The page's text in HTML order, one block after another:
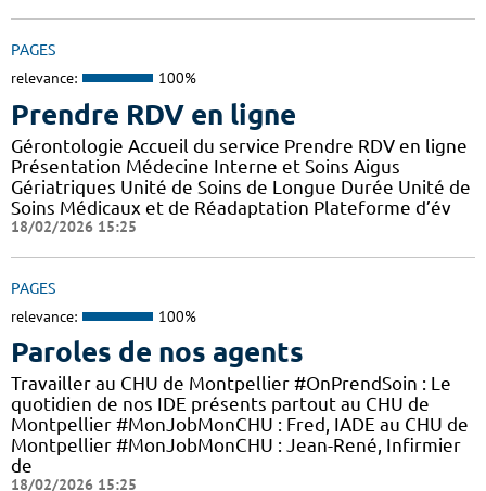
PAGES
relevance: 100%
Prendre RDV en ligne
Gérontologie Accueil du service Prendre RDV en ligne
Présentation Médecine Interne et Soins Aigus
Gériatriques Unité de Soins de Longue Durée Unité de
Soins Médicaux et de Réadaptation Plateforme d’év
18/02/2026 15:25
PAGES
relevance: 100%
Paroles de nos agents
Travailler au CHU de Montpellier #OnPrendSoin : Le
quotidien de nos IDE présents partout au CHU de
Montpellier #MonJobMonCHU : Fred, IADE au CHU de
Montpellier #MonJobMonCHU : Jean-René, Infirmier
de
18/02/2026 15:25